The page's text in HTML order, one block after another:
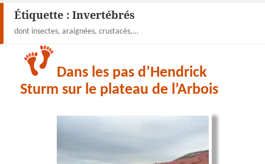
Étiquette : Invertébrés
dont insectes, araignées, crustacés,…
Dans les pas d’Hendrick
Sturm sur le plateau de l’Arbois